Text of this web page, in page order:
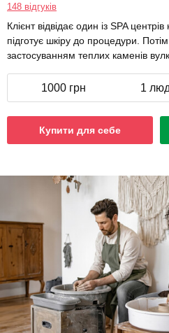
148 відгуків
Клієнт відвідає один із SPA
підготує шкіру до процедури.
застосуванням теплих каменів
1000 грн 1
Купити для себе